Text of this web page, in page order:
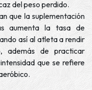
del peso perdido.
que la suplementación
aumenta la tasa de
así al atleta a rendir
además de practicar
que se refiere